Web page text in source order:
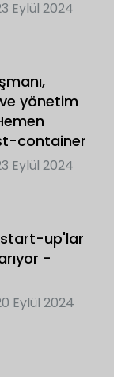
Eylül 2024
yönetim
container
Eylül 2024
start-up'lar
-
Eylül 2024